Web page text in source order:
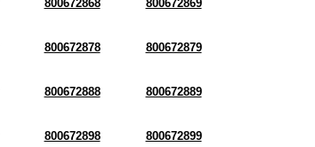
800672868 800672869
800672878 800672879
800672888 800672889
800672898 800672899